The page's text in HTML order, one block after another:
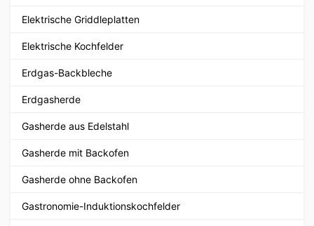
Elektrische Griddleplatten
Elektrische Kochfelder
Erdgas-Backbleche
Erdgasherde
Gasherde aus Edelstahl
Gasherde mit Backofen
Gasherde ohne Backofen
Gastronomie-Induktionskochfelder